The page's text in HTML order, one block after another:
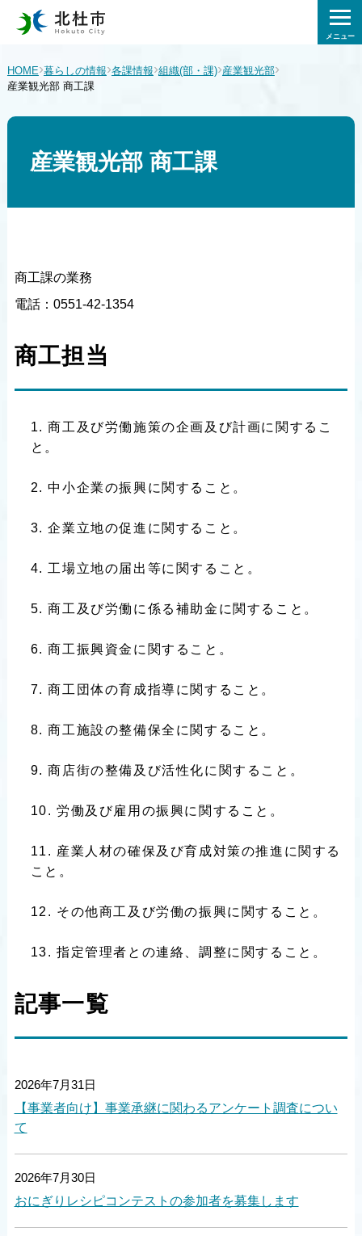
メニュー
HOME›暮らしの情報›各課情報›組織(部・課)›産業観光部›
産業観光部 商工課
産業観光部 商工課
商工課の業務
電話：0551-42-1354
商工担当
商工及び労働施策の企画及び計画に関するこ
と。
中小企業の振興に関すること。
企業立地の促進に関すること。
工場立地の届出等に関すること。
商工及び労働に係る補助金に関すること。
商工振興資金に関すること。
商工団体の育成指導に関すること。
商工施設の整備保全に関すること。
商店街の整備及び活性化に関すること。
労働及び雇用の振興に関すること。
産業人材の確保及び育成対策の推進に関する
こと。
その他商工及び労働の振興に関すること。
指定管理者との連絡、調整に関すること。
記事一覧
2026年7月31日
【事業者向け】事業承継に関わるアンケート調査につい
て
2026年7月30日
おにぎりレシピコンテストの参加者を募集します